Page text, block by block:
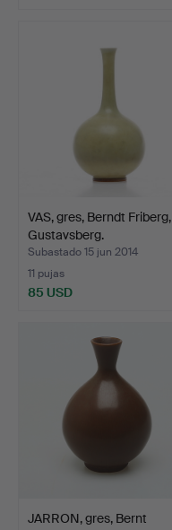
VAS, gres, Berndt Friberg,
Gustavsberg.
Subastado 15 jun 2014
11 pujas
85 USD
JARRON, gres, Bernt